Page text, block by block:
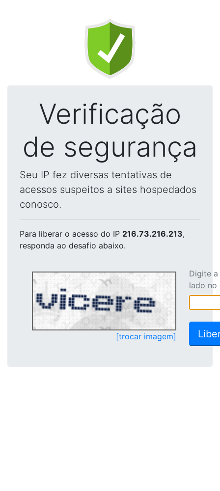
Verificação
de segurança
Seu IP fez diversas tentativas de
acessos suspeitos a sites hospedados
conosco.
Para liberar o acesso do IP 216.73.216.213,
responda ao desafio abaixo.
[trocar imagem]
Digite
lado no